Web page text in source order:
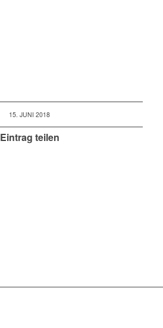
15. JUNI 2018
Eintrag teilen